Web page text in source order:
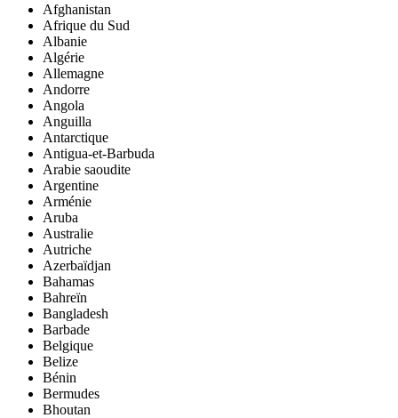
Afghanistan
Afrique du Sud
Albanie
Algérie
Allemagne
Andorre
Angola
Anguilla
Antarctique
Antigua-et-Barbuda
Arabie saoudite
Argentine
Arménie
Aruba
Australie
Autriche
Azerbaïdjan
Bahamas
Bahreïn
Bangladesh
Barbade
Belgique
Belize
Bénin
Bermudes
Bhoutan